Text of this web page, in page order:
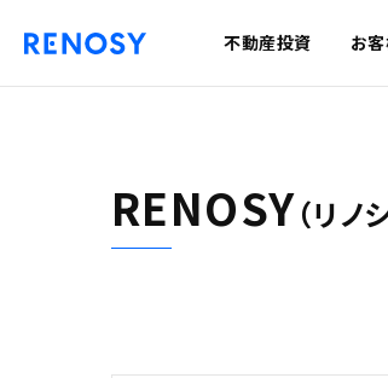
不動産投資 お
RENOSY（リノ